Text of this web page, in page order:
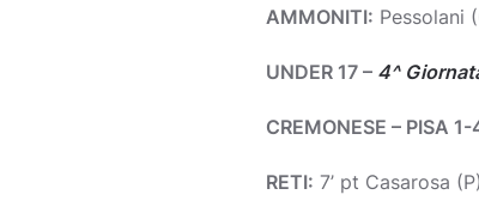
AMMONITI: Pessolani
UNDER 17 – 4^
CREMONESE – PISA 1-
RETI: 7’ pt Casarosa